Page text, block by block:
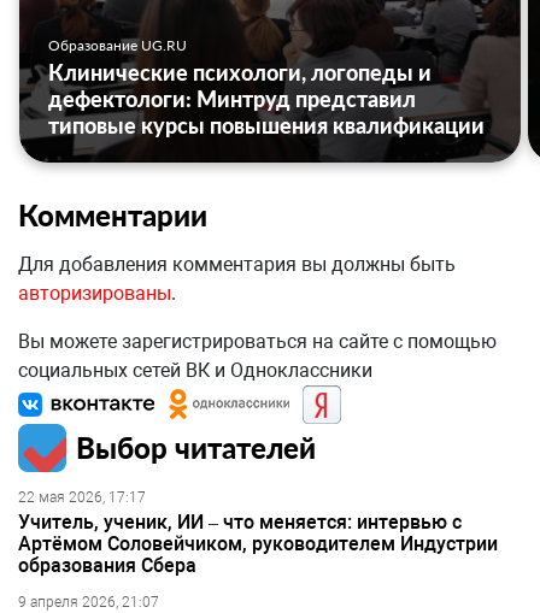
Образование UG.RU
Клинические психологи, логопеды и
дефектологи: Минтруд представил
типовые курсы повышения квалификации
Комментарии
Для добавления комментария вы должны быть
авторизированы.
Вы можете зарегистрироваться на сайте с помощью
социальных сетей ВК и Одноклассники
Выбор читателей
22 мая 2026, 17:17
Учитель, ученик, ИИ – что меняется: интервью с
Артёмом Соловейчиком, руководителем Индустрии
образования Сбера
9 апреля 2026, 21:07